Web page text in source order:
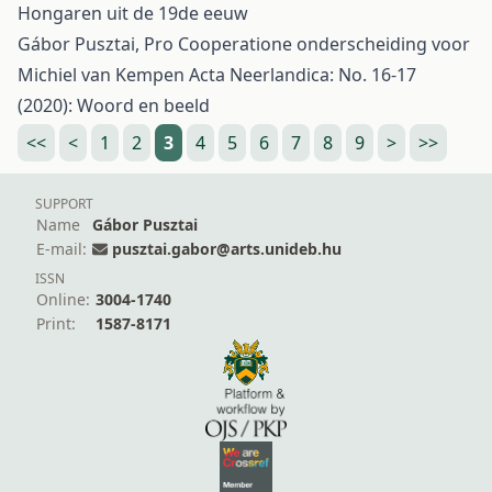
Hongaren uit de 19de eeuw
Gábor Pusztai, Pro Cooperatione onderscheiding voor
Michiel van Kempen Acta Neerlandica: No. 16-17
(2020): Woord en beeld
<<
< 1 2 3 4 5 6 7 8 9 > >>
SUPPORT
Name
Gábor Pusztai
E-mail:
pusztai.gabor@arts.unideb.hu
ISSN
Online: 3004-1740
Print:
1587-8171